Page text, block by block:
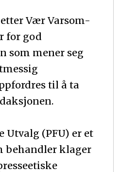
Vær Varsom-
for god
som mener seg
til å ta
Utvalg (PFU) er et
behandler klager